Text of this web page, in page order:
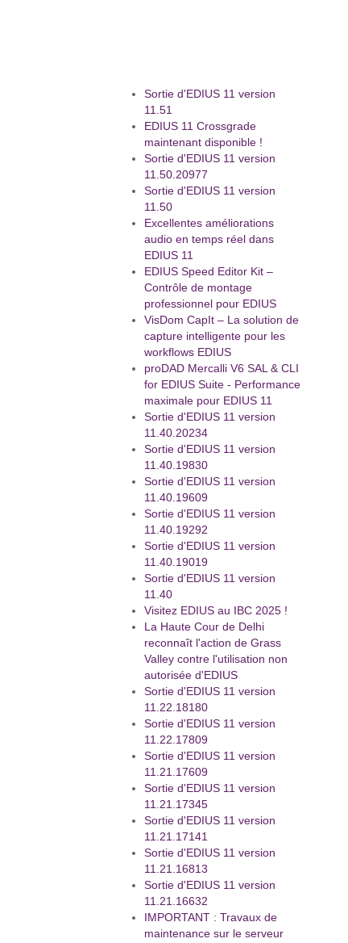
Sortie d'EDIUS 11 version
11.51
EDIUS 11 Crossgrade
maintenant disponible !
Sortie d'EDIUS 11 version
11.50.20977
Sortie d'EDIUS 11 version
11.50
Excellentes améliorations
audio en temps réel dans
EDIUS 11
EDIUS Speed Editor Kit –
Contrôle de montage
professionnel pour EDIUS
VisDom CapIt – La solution de
capture intelligente pour les
workflows EDIUS
proDAD Mercalli V6 SAL & CLI
for EDIUS Suite - Performance
maximale pour EDIUS 11
Sortie d'EDIUS 11 version
11.40.20234
Sortie d'EDIUS 11 version
11.40.19830
Sortie d'EDIUS 11 version
11.40.19609
Sortie d'EDIUS 11 version
11.40.19292
Sortie d'EDIUS 11 version
11.40.19019
Sortie d'EDIUS 11 version
11.40
Visitez EDIUS au IBC 2025 !
La Haute Cour de Delhi
reconnaît l'action de Grass
Valley contre l'utilisation non
autorisée d'EDIUS
Sortie d'EDIUS 11 version
11.22.18180
Sortie d'EDIUS 11 version
11.22.17809
Sortie d'EDIUS 11 version
11.21.17609
Sortie d'EDIUS 11 version
11.21.17345
Sortie d'EDIUS 11 version
11.21.17141
Sortie d'EDIUS 11 version
11.21.16813
Sortie d'EDIUS 11 version
11.21.16632
IMPORTANT : Travaux de
maintenance sur le serveur